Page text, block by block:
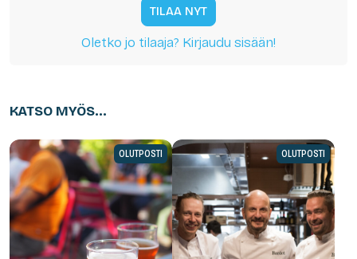
TILAA NYT
Oletko jo tilaaja? Kirjaudu sisään!
KATSO MYÖS...
OLUTPOSTI OLUTPOSTI